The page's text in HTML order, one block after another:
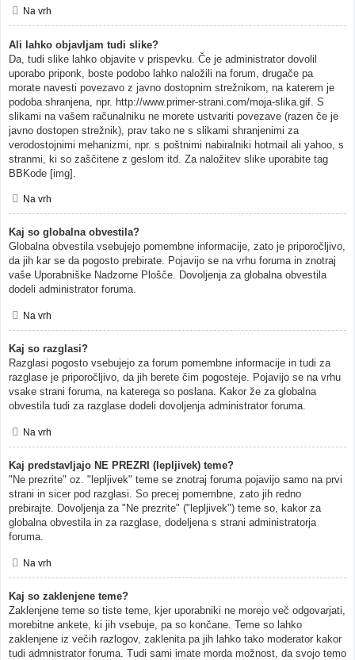
Na vrh
Ali lahko objavljam tudi slike?
Da, tudi slike lahko objavite v prispevku. Če je administrator dovolil
uporabo priponk, boste podobo lahko naložili na forum, drugače pa
morate navesti povezavo z javno dostopnim strežnikom, na katerem je
podoba shranjena, npr. http://www.primer-strani.com/moja-slika.gif. S
slikami na vašem računalniku ne morete ustvariti povezave (razen če je
javno dostopen strežnik), prav tako ne s slikami shranjenimi za
verodostojnimi mehanizmi, npr. s poštnimi nabiralniki hotmail ali yahoo, s
stranmi, ki so zaščitene z geslom itd. Za naložitev slike uporabite tag
BBKode [img].
Na vrh
Kaj so globalna obvestila?
Globalna obvestila vsebujejo pomembne informacije, zato je priporočljivo,
da jih kar se da pogosto prebirate. Pojavijo se na vrhu foruma in znotraj
vaše Uporabniške Nadzorne Plošče. Dovoljenja za globalna obvestila
dodeli administrator foruma.
Na vrh
Kaj so razglasi?
Razglasi pogosto vsebujejo za forum pomembne informacije in tudi za
razglase je priporočljivo, da jih berete čim pogosteje. Pojavijo se na vrhu
vsake strani foruma, na katerega so poslana. Kakor že za globalna
obvestila tudi za razglase dodeli dovoljenja administrator foruma.
Na vrh
Kaj predstavljajo NE PREZRI (lepljivek) teme?
"Ne prezrite" oz. "lepljivek" teme se znotraj foruma pojavijo samo na prvi
strani in sicer pod razglasi. So precej pomembne, zato jih redno
prebirajte. Dovoljenja za "Ne prezrite" ("lepljivek") teme so, kakor za
globalna obvestila in za razglase, dodeljena s strani administratorja
foruma.
Na vrh
Kaj so zaklenjene teme?
Zaklenjene teme so tiste teme, kjer uporabniki ne morejo več odgovarjati,
morebitne ankete, ki jih vsebuje, pa so končane. Teme so lahko
zaklenjene iz večih razlogov, zaklenita pa jih lahko tako moderator kakor
tudi admnistrator foruma. Tudi sami imate morda možnost, da svojo temo